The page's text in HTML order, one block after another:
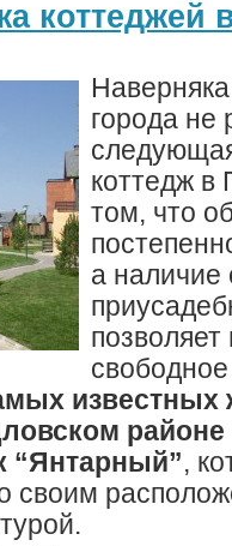
коттеджей
города не
коттедж в
том, что
а наличие
позволяет
“Янтарный”,
своим